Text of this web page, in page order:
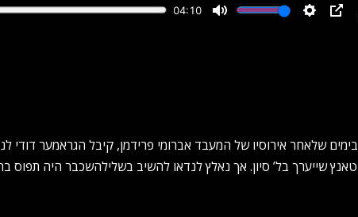
בימים שלאחר אירוסיו של המעבד אברומי פרידמן, קיבל הגראמער דודי
טאנץ שייערך בל’ סיון. אך נאלץ לנדאו להשיב בשלילהשכבר היה